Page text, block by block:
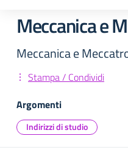
Meccanica e
Meccanica e
Stampa / Condividi
Argomenti
Indirizzi di studio